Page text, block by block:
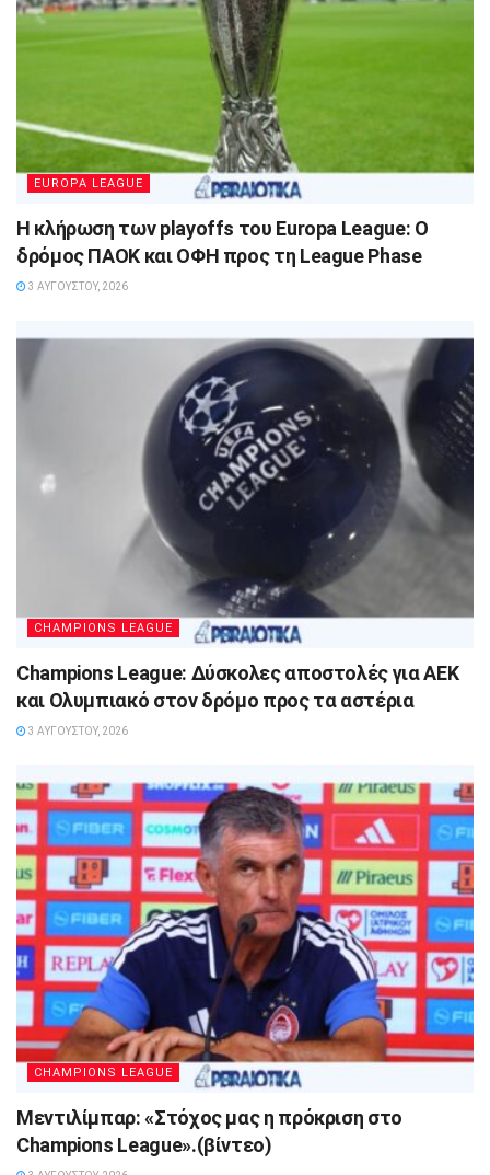
EUROPA LEAGUE
Η κλήρωση των playoffs του Europa League: Ο
δρόμος ΠΑΟΚ και ΟΦΗ προς τη League Phase
3 ΑΥΓΟΎΣΤΟΥ, 2026
CHAMPIONS LEAGUE
Champions League: Δύσκολες αποστολές για ΑΕΚ
και Ολυμπιακό στον δρόμο προς τα αστέρια
3 ΑΥΓΟΎΣΤΟΥ, 2026
CHAMPIONS LEAGUE
Μεντιλίμπαρ: «Στόχος μας η πρόκριση στο
Champions League».(βίντεο)